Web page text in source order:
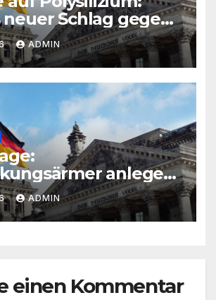
Schlag gegen
Industrie
ADMIN
anlegen:
Ansätze für
Risikoprofile
ADMIN
einen Kommentar